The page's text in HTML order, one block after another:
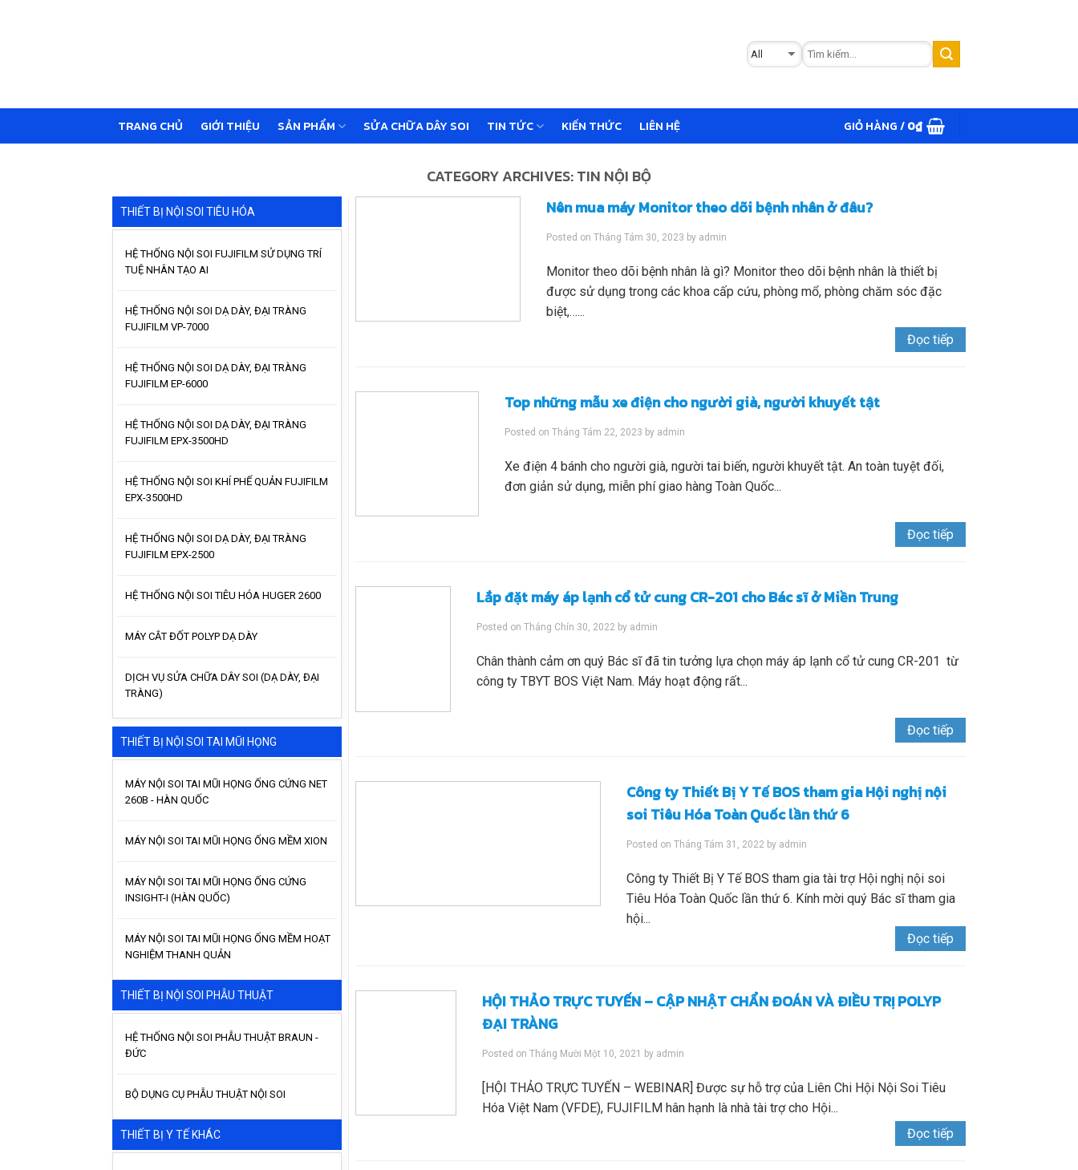
TRANG CHỦ GIỚI THIỆU SẢN PHẨM SỬA CHỮA DÂY SOI TIN TỨC KIẾN THỨC LIÊN HỆ GIỎ HÀNG /0₫
CATEGORY ARCHIVES:TIN NỘI BỘ
THIẾT BỊ NỘI SOI TIÊU HÓA
HỆ THỐNG NỘI SOI FUJIFILM SỬ DỤNG TRÍ
TUỆ NHÂN TẠO AI
HỆ THỐNG NỘI SOI DẠ DÀY, ĐẠI TRÀNG
FUJIFILM VP-7000
HỆ THỐNG NỘI SOI DẠ DÀY, ĐẠI TRÀNG
FUJIFILM EP-6000
HỆ THỐNG NỘI SOI DẠ DÀY, ĐẠI TRÀNG
FUJIFILM EPX-3500HD
HỆ THỐNG NỘI SOI KHÍ PHẾ QUẢN FUJIFILM
EPX-3500HD
HỆ THỐNG NỘI SOI DẠ DÀY, ĐẠI TRÀNG
FUJIFILM EPX-2500
HỆ THỐNG NỘI SOI TIÊU HÓA HUGER 2600
MÁY CẮT ĐỐT POLYP DẠ DÀY
DỊCH VỤ SỬA CHỮA DÂY SOI (DẠ DÀY, ĐẠI
TRÀNG)
THIẾT BỊ NỘI SOI TAI MŨI HỌNG
MÁY NỘI SOI TAI MŨI HỌNG ỐNG CỨNG NET
260B - HÀN QUỐC
MÁY NỘI SOI TAI MŨI HỌNG ỐNG MỀM XION
MÁY NỘI SOI TAI MŨI HỌNG ỐNG CỨNG
INSIGHT-I (HÀN QUỐC)
MÁY NỘI SOI TAI MŨI HỌNG ỐNG MỀM HOẠT
NGHIỆM THANH QUẢN
THIẾT BỊ NỘI SOI PHẪU THUẬT
HỆ THỐNG NỘI SOI PHẪU THUẬT BRAUN -
ĐỨC
BỘ DỤNG CỤ PHẪU THUẬT NỘI SOI
THIẾT BỊ Y TẾ KHÁC
Nên mua máy Monitor theo dõi bệnh nhân ở đâu?
Posted onTháng Tám 30, 2023 by admin
Monitor theo dõi bệnh nhân là gì? Monitor theo dõi bệnh nhân là thiết bị
được sử dụng trong các khoa cấp cứu, phòng mổ, phòng chăm sóc đặc
biệt,…...
Đọc tiếp
Top những mẫu xe điện cho người già, người khuyết tật
Posted onTháng Tám 22, 2023 by admin
Xe điện 4 bánh cho người già, người tai biến, người khuyết tật. An toàn tuyệt đối,
đơn giản sử dụng, miễn phí giao hàng Toàn Quốc...
Đọc tiếp
Lắp đặt máy áp lạnh cổ tử cung CR-201 cho Bác sĩ ở Miền Trung
Posted onTháng Chín 30, 2022 by admin
Chân thành cảm ơn quý Bác sĩ đã tin tưởng lựa chọn máy áp lạnh cổ tử cung CR-201 từ
công ty TBYT BOS Việt Nam. Máy hoạt động rất...
Đọc tiếp
Công ty Thiết Bị Y Tế BOS tham gia Hội nghị nội
soi Tiêu Hóa Toàn Quốc lần thứ 6
Posted onTháng Tám 31, 2022 by admin
Công ty Thiết Bị Y Tế BOS tham gia tài trợ Hội nghị nội soi
Tiêu Hóa Toàn Quốc lần thứ 6. Kính mời quý Bác sĩ tham gia
hội...
Đọc tiếp
HỘI THẢO TRỰC TUYẾN – CẬP NHẬT CHẨN ĐOÁN VÀ ĐIỀU TRỊ POLYP
ĐẠI TRÀNG
Posted onTháng Mười Một 10, 2021 by admin
[HỘI THẢO TRỰC TUYẾN – WEBINAR] Được sự hỗ trợ của Liên Chi Hội Nội Soi Tiêu
Hóa Việt Nam (VFDE), FUJIFILM hân hạnh là nhà tài trợ cho Hội...
Đọc tiếp